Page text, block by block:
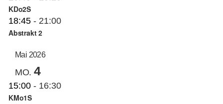
KDo2S
18:45 - 21:00
Abstrakt 2
Mai 2026
MO. 4
15:00 - 16:30
KMo1S